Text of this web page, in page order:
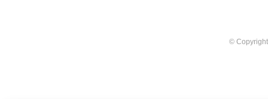
© Copyright